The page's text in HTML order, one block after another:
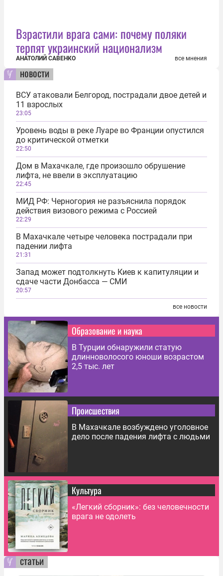
Взрастили врага сами: почему поляки
терпят украинский национализм
АНАТОЛИЙ САВЕНКО все мнения
новости
ВСУ атаковали Белгород, пострадали двое детей и
11 взрослых
23:05
Уровень воды в реке Луаре во Франции опустился
до критической отметки
22:50
Дом в Махачкале, где произошло обрушение
лифта, не ввели в эксплуатацию
22:45
МИД РФ: Черногория не разъяснила порядок
действия визового режима с Россией
22:29
В Махачкале четыре человека пострадали при
падении лифта
21:31
Запад может подтолкнуть Киев к капитуляции и
сдаче части Донбасса — СМИ
20:57
все новости
Образование и наука
В Турции обнаружили статую
длинноволосого юноши возрастом
2,5 тыс. лет
Происшествия
В Махачкале возбуждено уголовное
дело после падения лифта с людьми
Культура
«Легкий сборник»: без человечности
врага не одолеть
статьи